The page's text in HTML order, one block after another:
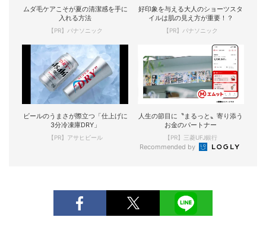
ムダ毛ケアこそが夏の清潔感を手に
入れる方法
【PR】パナソニック
好印象を与える大人のショーツスタ
イルは肌の見え方が重要！？
【PR】パナソニック
ビールのうまさが際立つ「仕上げに
3分冷凍庫DRY」
【PR】アサヒビール
人生の節目に〝まるっと〟寄り添う
お金のパートナー
【PR】三菱UFJ銀行
Recommended by